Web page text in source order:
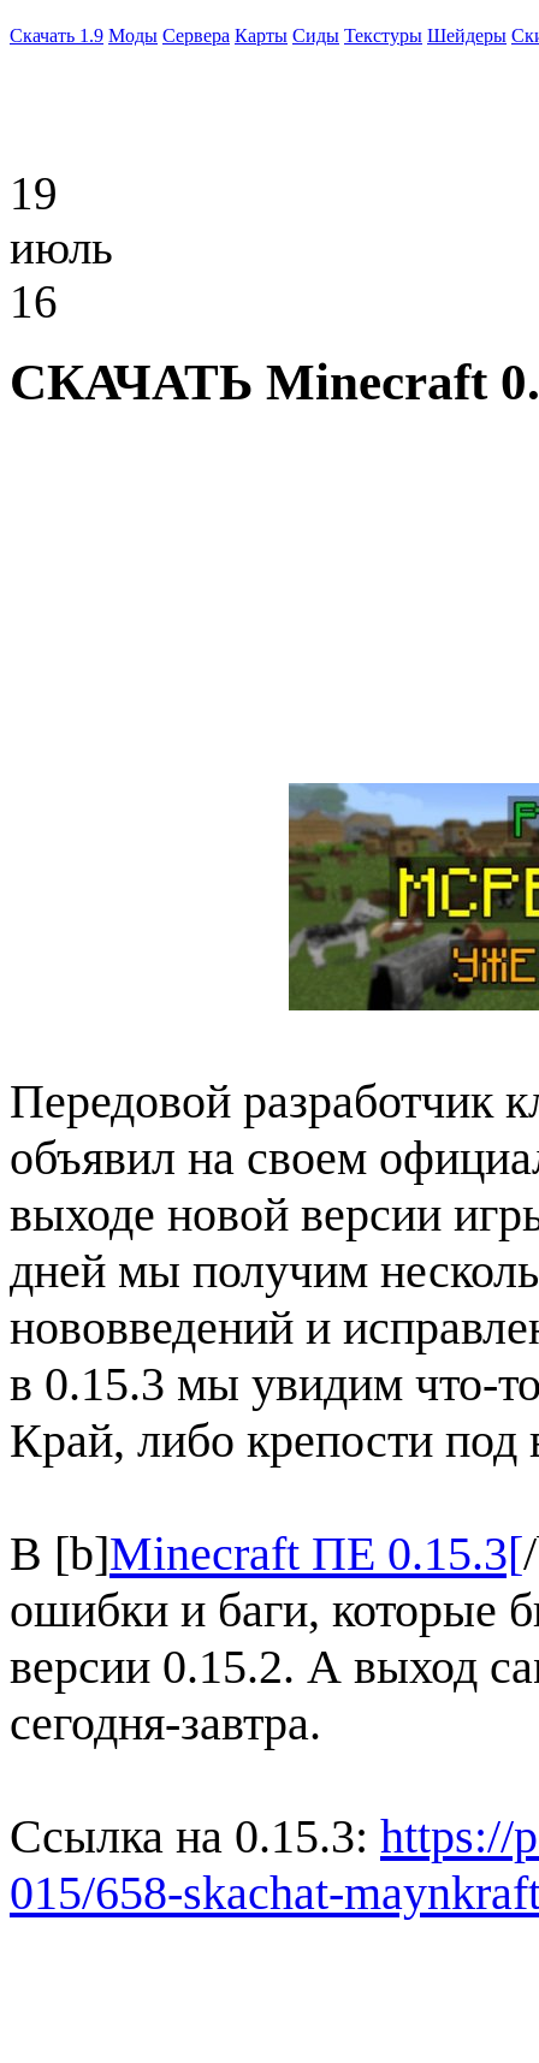
Скачать 1.9 Моды Сервера Карты Сиды Текстуры Шейдеры
19
июль
16
СКАЧАТЬ Minecraft
Передовой разработчик
объявил на своем
выходе новой версии
дней мы получим
нововведений и
в 0.15.3 мы увидим что-
Край, либо крепости под
В [b]Minecraft ПЕ 0.15.3[
ошибки и баги, которые
версии 0.15.2. А выход
сегодня-завтра.
Ссылка на 0.15.3: https://
015/658-skachat-